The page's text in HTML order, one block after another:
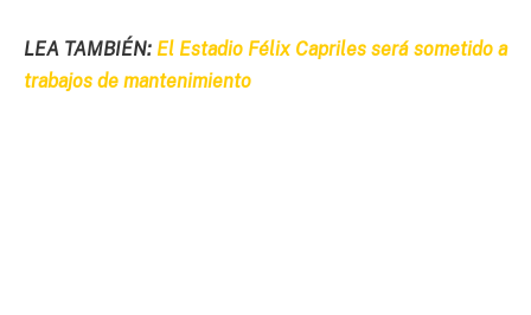
LEA TAMBIÉN: El Estadio Félix Capriles será sometido a
trabajos de mantenimiento